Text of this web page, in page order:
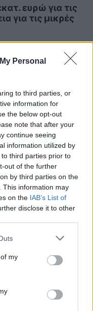
Personal
to third parties, or
information for
the below opt-out
note that after your
continue seeing
information utilized by
third parties prior to
out of the further
by third parties on the
This information may
on the IAB’s List of
disclose it to other
my
ευρώ για τις
για τις μικρές
ανανεώσιμες